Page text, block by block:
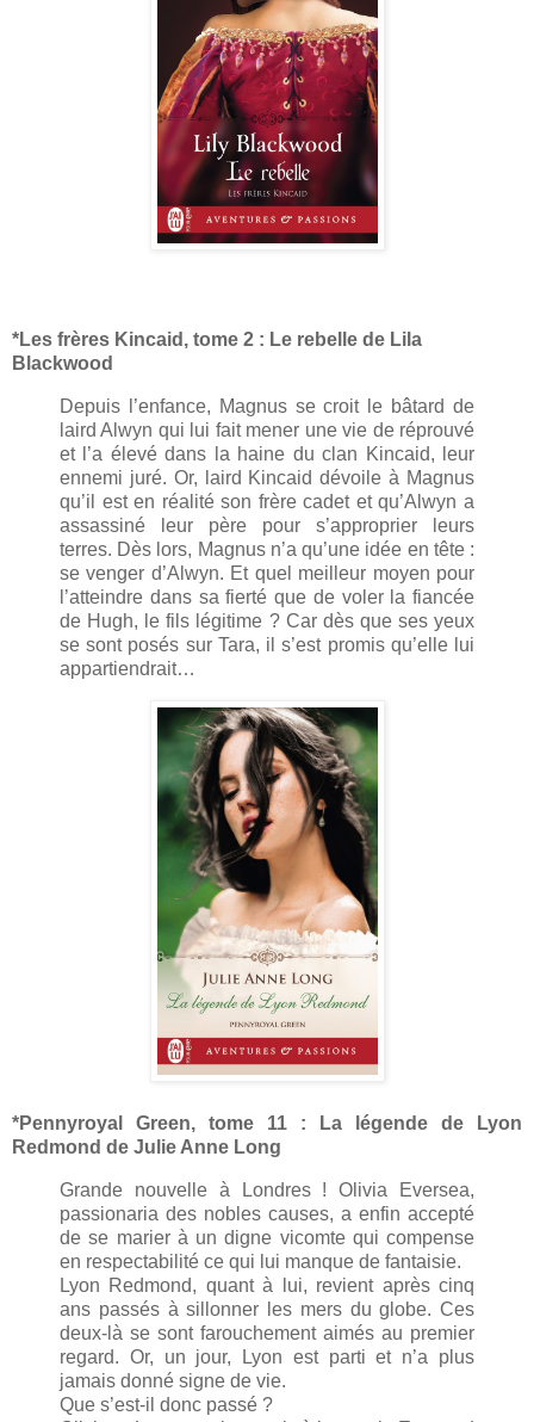
*Les frères Kincaid, tome 2 : Le rebelle de Lila
Blackwood
Depuis l’enfance, Magnus se croit le bâtard de
laird Alwyn qui lui fait mener une vie de réprouvé
et l’a élevé dans la haine du clan Kincaid, leur
ennemi juré. Or, laird Kincaid dévoile à Magnus
qu’il est en réalité son frère cadet et qu’Alwyn a
assassiné leur père pour s’approprier leurs
terres. Dès lors, Magnus n’a qu’une idée en tête :
se venger d’Alwyn. Et quel meilleur moyen pour
l’atteindre dans sa fierté que de voler la fiancée
de Hugh, le fils légitime ? Car dès que ses yeux
se sont posés sur Tara, il s’est promis qu’elle lui
appartiendrait…
*Pennyroyal Green, tome 11 : La légende de Lyon
Redmond de Julie Anne Long
Grande nouvelle à Londres ! Olivia Eversea,
passionaria des nobles causes, a enfin accepté
de se marier à un digne vicomte qui compense
en respectabilité ce qui lui manque de fantaisie.
Lyon Redmond, quant à lui, revient après cinq
ans passés à sillonner les mers du globe. Ces
deux-là se sont farouchement aimés au premier
regard. Or, un jour, Lyon est parti et n’a plus
jamais donné signe de vie.
Que s’est-il donc passé ?